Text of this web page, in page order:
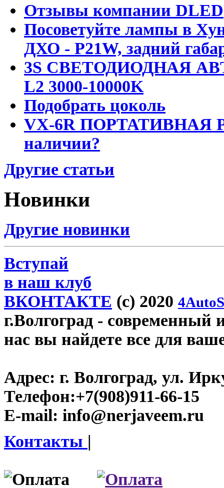
Отзывы компании DLED
Посоветуйте лампы в
ДХО - P21W, задний
3S СВЕТОДИОДНАЯ
L2 3000-10000K
Подобрать цоколь
VX-6R ПОРТАТИВНАЯ
наличии?
Другие статьи
Новинки
Другие новинки
Вступай
в наш клуб
ВКОНТАКТЕ (c) 2020
г.Волгоград - современный
нас вы найдете все для
Адрес: г. Волгоград, ул.
Телефон:+7(908)911-66-15
E-mail: info@nerjaveem.ru
Контакты |